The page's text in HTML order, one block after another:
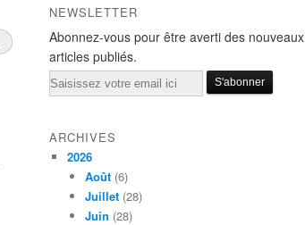
NEWSLETTER
Abonnez-vous pour être averti des nouveaux
articles publiés.
Email
ARCHIVES
2026
Août (6)
Juillet (28)
Juin (28)